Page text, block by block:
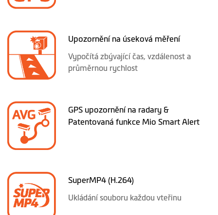
Upozornění na úseková měření
Vypočítá zbývající čas, vzdálenost a
průměrnou rychlost
GPS upozornění na radary &
Patentovaná funkce Mio Smart Alert
SuperMP4 (H.264)
Ukládání souboru každou vteřinu